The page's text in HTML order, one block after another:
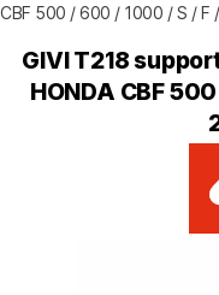
CBF 500 / 600 / 1000 / S / F
GIVI T218
HONDA CBF